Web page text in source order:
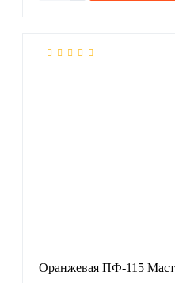
Оранжевая ПФ-115